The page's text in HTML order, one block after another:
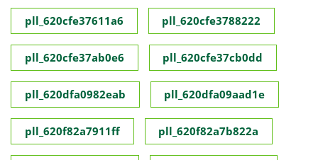
pll_620cfe37611a6 pll_620cfe3788222
pll_620cfe37ab0e6 pll_620cfe37cb0dd
pll_620dfa0982eab pll_620dfa09aad1e
pll_620f82a7911ff pll_620f82a7b822a